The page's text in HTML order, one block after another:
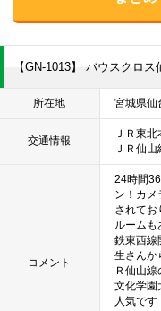
【GN-1013】 バウスクロ
所在地 宮城県仙
交通情報
ＪＲ東
ＪＲ仙
コメント
24時間
ン！カメ
されてお
ルーム
鉄東西線
生さんか
Ｒ仙山
文化学園
人気で